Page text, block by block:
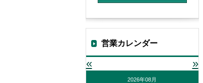
営業カレンダー
« »
2026年08月